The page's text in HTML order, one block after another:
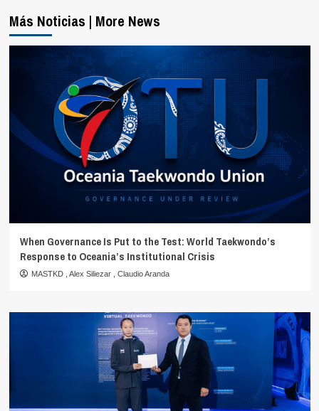
Más Noticias | More News
When Governance Is Put to the Test: World Taekwondo’s
Response to Oceania’s Institutional Crisis
MASTKD Alex Siliezar Claudio Aranda